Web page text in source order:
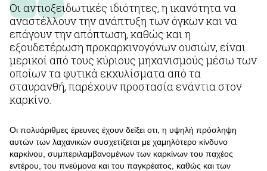
Οι αντιοξειδωτικές ιδιότητες, η ικανότητα να
αναστέλλουν την ανάπτυξη των όγκων και να
επάγουν την απόπτωση, καθώς και η
εξουδετέρωση προκαρκινογόνων ουσιών, είναι
μερικοί από τους κύριους μηχανισμούς μέσω των
οποίων τα φυτικά εκχυλίσματα από τα
σταυρανθή, παρέχουν προστασία ενάντια στον
καρκίνο.
Οι πολυάριθμες έρευνες έχουν δείξει οτι, η υψηλή πρόσληψη
αυτών των λαχανικών συσχετίζεται με χαμηλότερο κίνδυνο
καρκίνου, συμπεριλαμβανομένων των καρκίνων του παχέος
εντέρου, του πνεύμονα και του παγκρέατος, καθώς και των